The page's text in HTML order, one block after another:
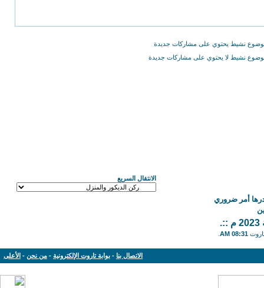
نشيط يحتوي على مشاركات جديدة
نشيط لا يحتوي على مشاركات جديدة
الانتقال السريع
أمر ضروري
08:31 AM
الاتصال بنا - بوابة تاروت الإلكترونية - من نحن - الأعلى